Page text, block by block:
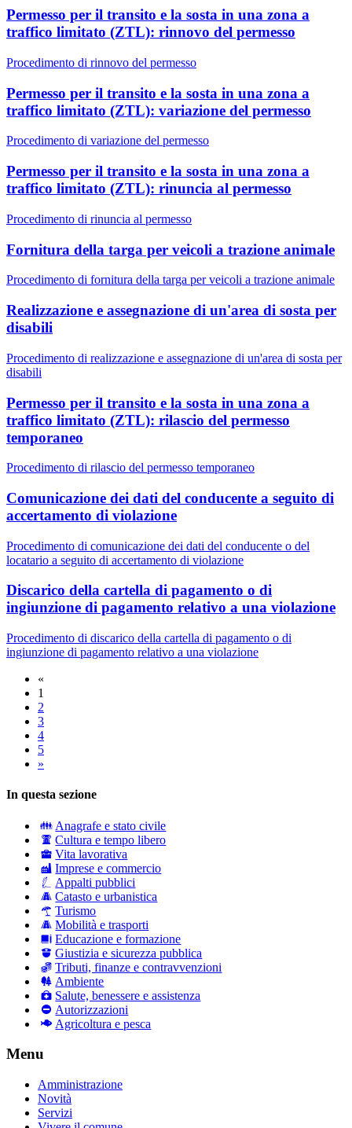
Permesso per il transito e la sosta in una zona a
traffico limitato (ZTL): rinnovo del permesso
Procedimento di rinnovo del permesso
Permesso per il transito e la sosta in una zona a
traffico limitato (ZTL): variazione del permesso
Procedimento di variazione del permesso
Permesso per il transito e la sosta in una zona a
traffico limitato (ZTL): rinuncia al permesso
Procedimento di rinuncia al permesso
Fornitura della targa per veicoli a trazione animale
Procedimento di fornitura della targa per veicoli a trazione animale
Realizzazione e assegnazione di un'area di sosta per
disabili
Procedimento di realizzazione e assegnazione di un'area di sosta per
disabili
Permesso per il transito e la sosta in una zona a
traffico limitato (ZTL): rilascio del permesso
temporaneo
Procedimento di rilascio del permesso temporaneo
Comunicazione dei dati del conducente a seguito di
accertamento di violazione
Procedimento di comunicazione dei dati del conducente o del
locatario a seguito di accertamento di violazione
Discarico della cartella di pagamento o di
ingiunzione di pagamento relativo a una violazione
Procedimento di discarico della cartella di pagamento o di
ingiunzione di pagamento relativo a una violazione
«
1
2
3
4
5
»
In questa sezione
Anagrafe e stato civile
Cultura e tempo libero
Vita lavorativa
Imprese e commercio
Appalti pubblici
Catasto e urbanistica
Turismo
Mobilità e trasporti
Educazione e formazione
Giustizia e sicurezza pubblica
Tributi, finanze e contravvenzioni
Ambiente
Salute, benessere e assistenza
Autorizzazioni
Agricoltura e pesca
Menu
Amministrazione
Novità
Servizi